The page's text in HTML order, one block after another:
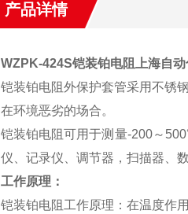
产品详情
WZPK-424S铠装铂电阻上海自
铠装铂电阻外保护套管采用不锈
在环境恶劣的场合。
铠装铂电阻可用于测量-200～
仪、记录仪、调节器，扫描器、
工作原理：
铠装铂电阻工作原理：在温度作